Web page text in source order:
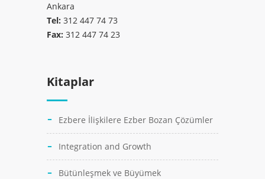
Ankara
Tel: 312 447 74 73
Fax: 312 447 74 23
Kitaplar
Ezbere İlişkilere Ezber Bozan Çözümler
Integration and Growth
Bütünleşmek ve Büyümek